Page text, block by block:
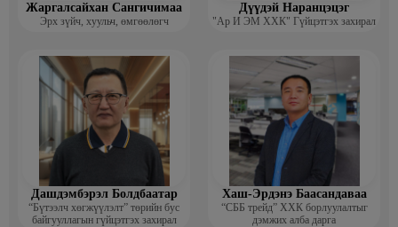
Жаргалсайхан Сангичимаа
Эрх зүйч, хуульч, өмгөөлөгч
Дүүдэй Наранцэцэг
"Ар И ЭМ ХХК" Гүйцэтгэх захирал
Дашдэмбэрэл Болдбаатар
“Бүтээлч хөгжүүлэлт” төрийн бус
байгууллагын гүйцэтгэх захирал
Хаш-Эрдэнэ Баасандаваа
“СББ трейд” ХХК борлуулалтыг
дэмжих алба дарга